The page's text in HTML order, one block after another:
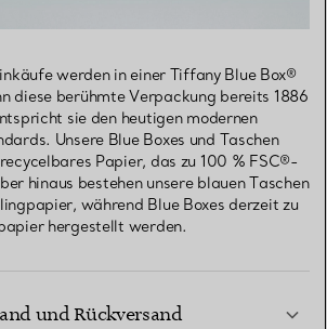
werden in einer Tiffany Blue Box®
diese berühmte Verpackung bereits 1886
sie den heutigen modernen
Unsere Blue Boxes und Taschen
Papier, das zu 100 % FSC®-
hinaus bestehen unsere blauen Taschen
während Blue Boxes derzeit zu
hergestellt werden.
und Rückversand